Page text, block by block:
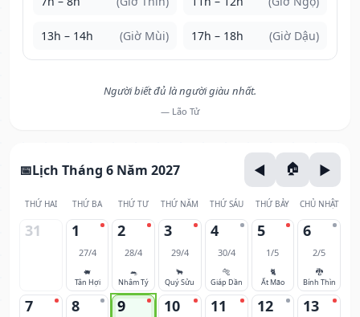
13h – 14h (Giờ Mùi) 17h – 18h (Giờ Dậu)
Người biết đủ là người giàu nhất.
— Lão Tử
Lịch Tháng 6 Năm 2027
THỨ HAI THỨ BA THỨ TƯ THỨ NĂM THỨ SÁU THỨ BẢY CHỦ NHẬT
31 1
27/4
🐖
Tân Hợi
2
28/4
🐀
Nhâm Tý
3
29/4
🐂
Quý Sửu
4
30/4
🐅
Giáp Dần
5
1/5
🐈
Ất Mão
6
2/5
🐉
Bính Thìn
7 8 9 10 11 12 13